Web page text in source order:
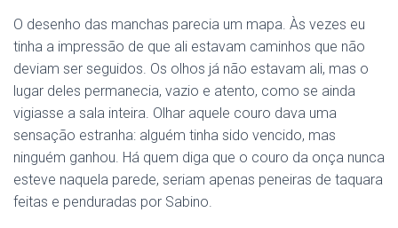
O desenho das manchas parecia um mapa. Às vezes eu
tinha a impressão de que ali estavam caminhos que não
deviam ser seguidos. Os olhos já não estavam ali, mas o
lugar deles permanecia, vazio e atento, como se ainda
vigiasse a sala inteira. Olhar aquele couro dava uma
sensação estranha: alguém tinha sido vencido, mas
ninguém ganhou. Há quem diga que o couro da onça nunca
esteve naquela parede, seriam apenas peneiras de taquara
feitas e penduradas por Sabino.